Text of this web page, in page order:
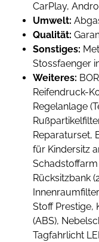
CarPlay,
Umwelt:
Qualität:
Sonstiges:
Stossfaenger
Weiteres:
Reifendruck-
Regelanlage
Reparaturset,
für Kindersitz
Rücksitzbank
Stoff Prestige,
(ABS),
Tagfahrlicht